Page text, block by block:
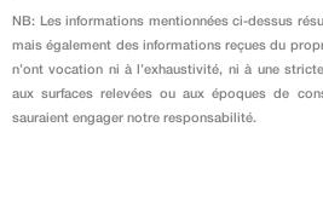
NB: Les informations mentionnées ci-dessus
mais également des informations reçues du
n’ont vocation ni à l’exhaustivité, ni à une
aux surfaces relevées ou aux époques de
sauraient engager notre responsabilité.